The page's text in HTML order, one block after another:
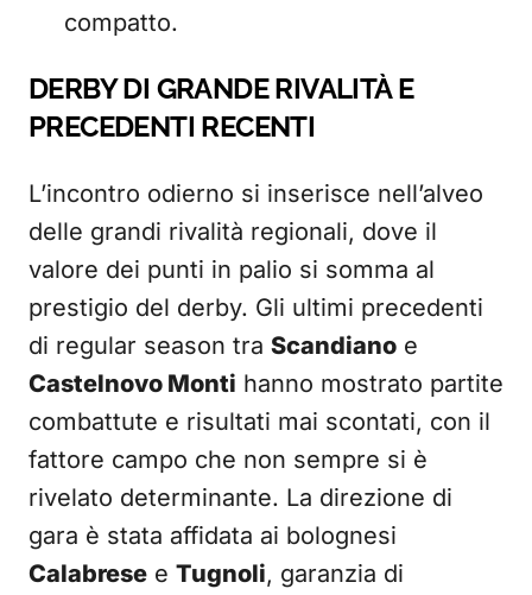
compatto.
DERBY DI GRANDE RIVALITÀ E
PRECEDENTI RECENTI
L’incontro odierno si inserisce nell’alveo
delle grandi rivalità regionali, dove il
valore dei punti in palio si somma al
prestigio del derby. Gli ultimi precedenti
di regular season tra Scandiano e
Castelnovo Monti hanno mostrato partite
combattute e risultati mai scontati, con il
fattore campo che non sempre si è
rivelato determinante. La direzione di
gara è stata affidata ai bolognesi
Calabrese e Tugnoli, garanzia di